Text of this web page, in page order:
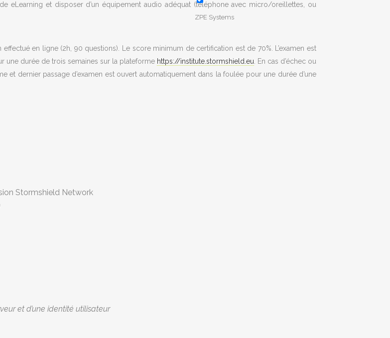
ZPE Systems
eLearning et disposer d’un équipement audio adéquat (téléphone avec micro/oreillettes, ou
effectué en ligne (2h, 90 questions). Le score minimum de certification est de 70%. L’examen est
une durée de trois semaines sur la plateforme https://institute.stormshield.eu . En cas d’échec ou
et dernier passage d’examen est ouvert automatiquement dans la foulée pour une durée d’une
Stormshield Network
et d’une identité utilisateur